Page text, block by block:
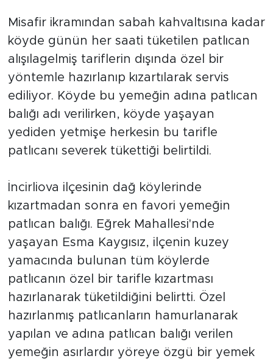
Misafir ikramından sabah kahvaltısına kadar
köyde günün her saati tüketilen patlıcan
alışılagelmiş tariflerin dışında özel bir
yöntemle hazırlanıp kızartılarak servis
ediliyor. Köyde bu yemeğin adına patlıcan
balığı adı verilirken, köyde yaşayan
yediden yetmişe herkesin bu tarifle
patlıcanı severek tükettiği belirtildi.
İncirliova ilçesinin dağ köylerinde
kızartmadan sonra en favori yemeğin
patlıcan balığı. Eğrek Mahallesi'nde
yaşayan Esma Kaygısız, ilçenin kuzey
yamacında bulunan tüm köylerde
patlıcanın özel bir tarifle kızartması
hazırlanarak tüketildiğini belirtti. Özel
hazırlanmış patlıcanların hamurlanarak
yapılan ve adına patlıcan balığı verilen
yemeğin asırlardır yöreye özgü bir yemek